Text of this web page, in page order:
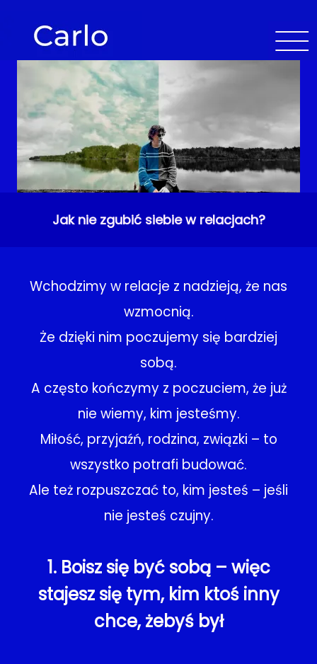
Jak nie zgubić siebie w relacjach?
Wchodzimy w relacje z nadzieją, że nas
wzmocnią.
Że dzięki nim poczujemy się bardziej
sobą.
A często kończymy z poczuciem, że już
nie wiemy, kim jesteśmy.
Miłość, przyjaźń, rodzina, związki – to
wszystko potrafi budować.
Ale też rozpuszczać to, kim jesteś – jeśli
nie jesteś czujny.
1. Boisz się być sobą – więc
stajesz się tym, kim ktoś inny
chce, żebyś był